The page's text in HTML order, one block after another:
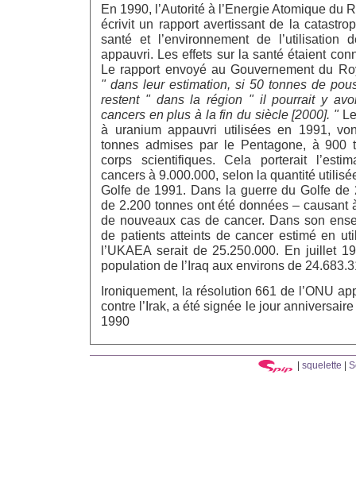
En 1990, l’Autorité à l’Energie Atomique du
écrivit un rapport avertissant de la
santé et l’environnement de l’utilisation
appauvri. Les effets sur la santé étaient
Le rapport envoyé au Gouvernement du
" dans leur estimation, si 50 tonnes de
restent " dans la région " il pourrait y
cancers en plus à la fin du siècle [2000]. "
à uranium appauvri utilisées en 1991,
tonnes admises par le Pentagone, à 900
corps scientifiques. Cela porterait
cancers à 9.000.000, selon la quantité
Golfe de 1991. Dans la guerre du Golfe de
de 2.200 tonnes ont été données – causant
de nouveaux cas de cancer. Dans son
de patients atteints de cancer estimé en
l’UKAEA serait de 25.250.000. En juillet
population de l’Iraq aux environs de
Ironiquement, la résolution 661 de l’ONU
contre l’Irak, a été signée le jour
1990
| squelette |